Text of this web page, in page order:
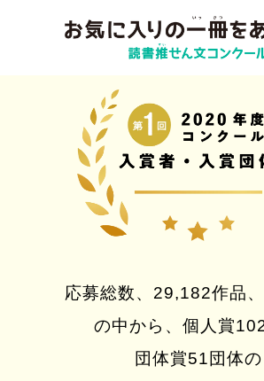
応募総数、 29,182作品
の中から、 個人賞102
団体賞51団体の